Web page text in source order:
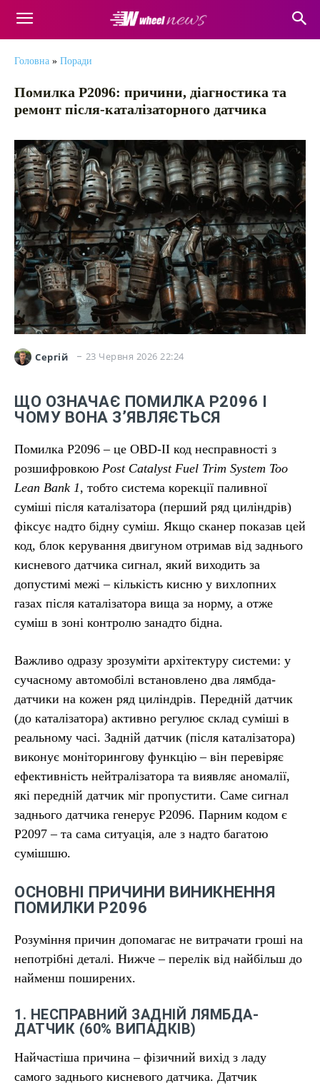
Головна » Поради
Помилка P2096: причини, діагностика та
ремонт після-каталізаторного датчика
Сергій 23 Червня 2026 22:24
ЩО ОЗНАЧАЄ ПОМИЛКА P2096 І
ЧОМУ ВОНА З’ЯВЛЯЄТЬСЯ
Помилка P2096 – це OBD-II код несправності з
розшифровкою Post Catalyst Fuel Trim System Too
Lean Bank 1, тобто система корекції паливної
суміші після каталізатора (перший ряд циліндрів)
фіксує надто бідну суміш. Якщо сканер показав цей
код, блок керування двигуном отримав від заднього
кисневого датчика сигнал, який виходить за
допустимі межі – кількість кисню у вихлопних
газах після каталізатора вища за норму, а отже
суміш в зоні контролю занадто бідна.
Важливо одразу зрозуміти архітектуру системи: у
сучасному автомобілі встановлено два лямбда-
датчики на кожен ряд циліндрів. Передній датчик
(до каталізатора) активно регулює склад суміші в
реальному часі. Задній датчик (після каталізатора)
виконує моніторингову функцію – він перевіряє
ефективність нейтралізатора та виявляє аномалії,
які передній датчик міг пропустити. Саме сигнал
заднього датчика генерує P2096. Парним кодом є
P2097 – та сама ситуація, але з надто багатою
сумішшю.
ОСНОВНІ ПРИЧИНИ ВИНИКНЕННЯ
ПОМИЛКИ P2096
Розуміння причин допомагає не витрачати гроші на
непотрібні деталі. Нижче – перелік від найбільш до
найменш поширених.
1. НЕСПРАВНИЙ ЗАДНІЙ ЛЯМБДА-
ДАТЧИК (60% ВИПАДКІВ)
Найчастіша причина – фізичний вихід з ладу
самого заднього кисневого датчика. Датчик